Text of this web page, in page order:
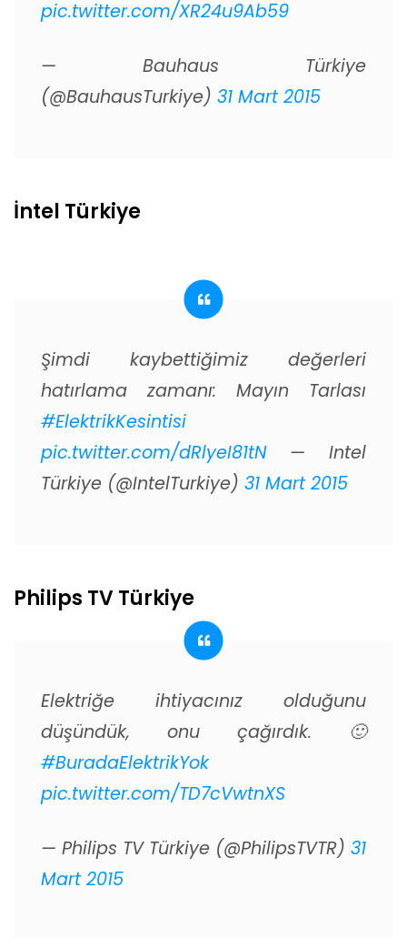
pic.twitter.com/XR24u9Ab59
— Bauhaus Türkiye
(@BauhausTurkiye) 31 Mart 2015
İntel Türkiye
Şimdi kaybettiğimiz değerleri
hatırlama zamanı: Mayın Tarlası
#ElektrikKesintisi
pic.twitter.com/dRlyeI81tN— Intel
Türkiye (@IntelTurkiye) 31 Mart 2015
Philips TV Türkiye
Elektriğe ihtiyacınız olduğunu
düşündük, onu çağırdık. 🙂
#BuradaElektrikYok
pic.twitter.com/TD7cVwtnXS
— Philips TV Türkiye (@PhilipsTVTR) 31
Mart 2015